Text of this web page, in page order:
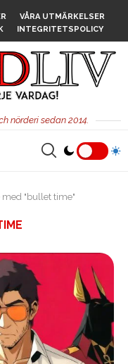
VÅRA UTMÄRKELSER
INTEGRITETSPOLICY
nörderi sedan 2014.
med "bullet time"